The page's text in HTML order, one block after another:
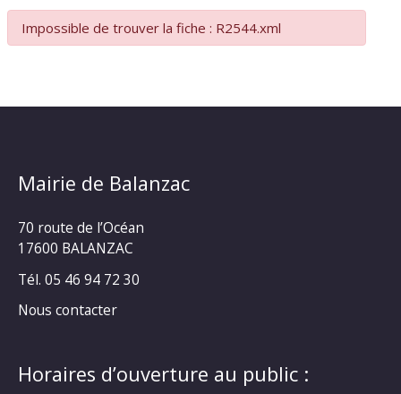
Impossible de trouver la fiche : R2544.xml
Mairie de Balanzac
70 route de l’Océan
17600 BALANZAC
Tél. 05 46 94 72 30
Nous contacter
Horaires d’ouverture au public :